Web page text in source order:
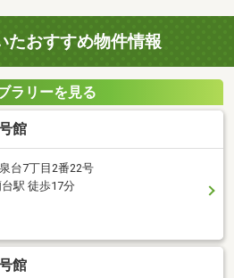
たおすすめ物件情報
ラリーを見る
館
台7丁目2番22号
駅 徒歩17分
館